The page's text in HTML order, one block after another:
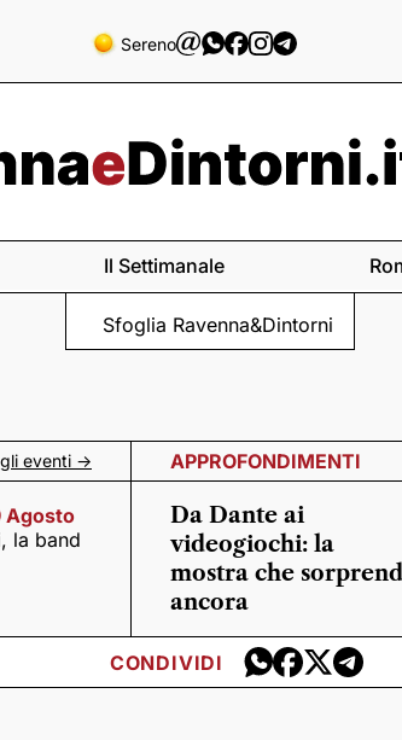
Sereno
Il Settimanale
Sfoglia Ravenna&Dintorni
eventi ->
Agosto
la band
APPROFONDIMENTI
Da Dante ai
videogiochi: la
mostra che
ancora
CONDIVIDI